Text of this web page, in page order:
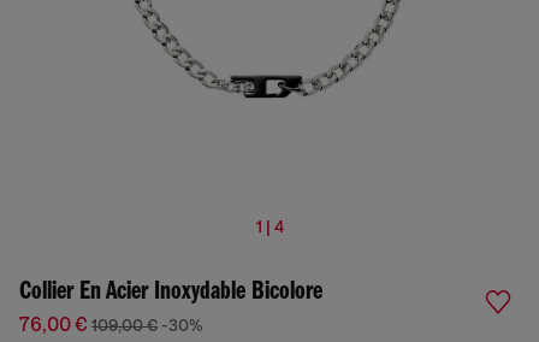
1 | 4
Collier En Acier Inoxydable Bicolore
76,00 € 109,00 € -30%